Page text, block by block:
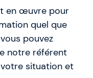
en œuvre pour
quel que
pouvez
notre référent
situation et